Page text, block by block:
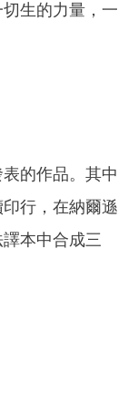
生的力量，一
的作品。其中
行，在納爾遜
本中合成三